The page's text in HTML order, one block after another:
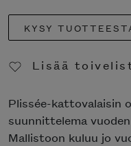
KYSY
Lisää
Plissée-kattovalaisin
suunnittelema
Mallistoon kuluu jo